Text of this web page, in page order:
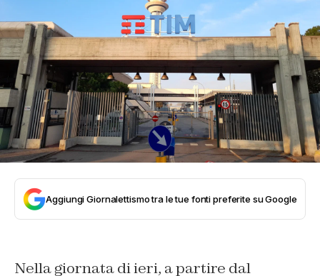
Aggiungi Giornalettismo tra le tue fonti preferite su Google
Nella giornata di ieri, a partire dal